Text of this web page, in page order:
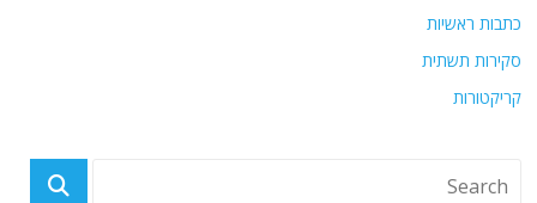
כתבות ראשיות
סקירות תשתית
קריקטורות